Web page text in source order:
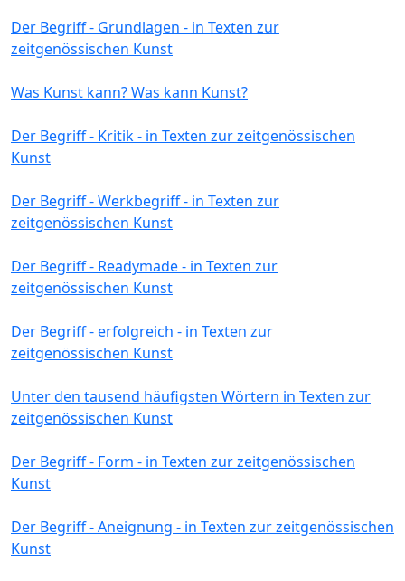
Der Begriff - Grundlagen - in Texten zur
zeitgenössischen Kunst
Was Kunst kann? Was kann Kunst?
Der Begriff - Kritik - in Texten zur zeitgenössischen
Kunst
Der Begriff - Werkbegriff - in Texten zur
zeitgenössischen Kunst
Der Begriff - Readymade - in Texten zur
zeitgenössischen Kunst
Der Begriff - erfolgreich - in Texten zur
zeitgenössischen Kunst
Unter den tausend häufigsten Wörtern in Texten zur
zeitgenössischen Kunst
Der Begriff - Form - in Texten zur zeitgenössischen
Kunst
Der Begriff - Aneignung - in Texten zur zeitgenössischen
Kunst